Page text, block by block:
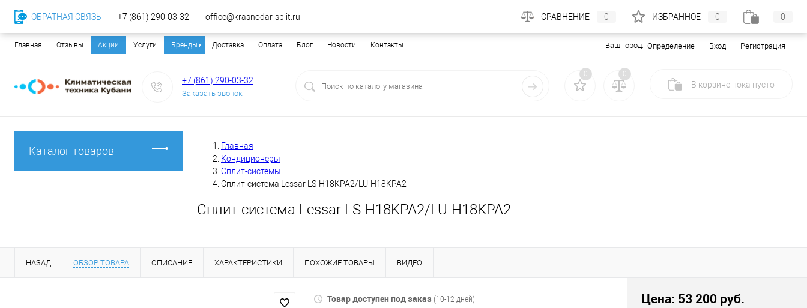
Главная Отзывы Акции Услуги Бренды Доставка Оплата Блог Новости Контакты Ваш город: Определение Вход Регистрация
+7 (861) 290-03-32
Заказать звонок
0 0
В корзине пока пусто
Каталог товаров
Главная
Кондиционеры
Сплит-системы
Сплит-система Lessar LS-H18KPA2/LU-H18KPA2
Сплит-система Lessar LS-H18KPA2/LU-H18KPA2
НАЗАД ОБЗОР ТОВАРА ОПИСАНИЕ ХАРАКТЕРИСТИКИ ПОХОЖИЕ ТОВАРЫ ВИДЕО
Товар доступен под заказ (10-12 дней) Цена: 53 200 руб.
ОБРАТНАЯ СВЯЗЬ +7 (861) 290-03-32 office@krasnodar-split.ru СРАВНЕНИЕ 0 ИЗБРАННОЕ 0 0